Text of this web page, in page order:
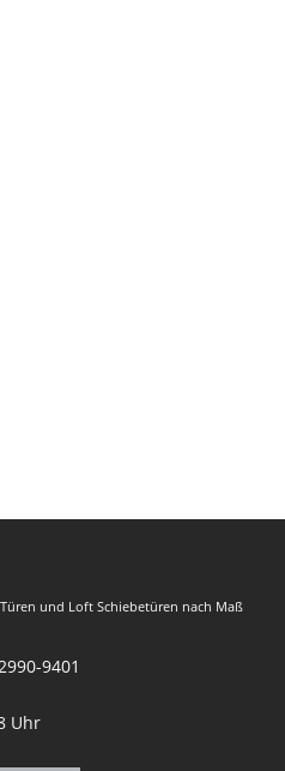
und Loft Schiebetüren nach Maß
9401
Uhr